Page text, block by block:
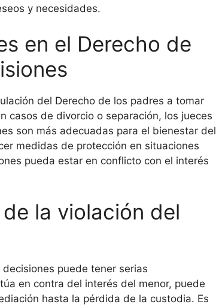
y necesidades.
en el Derecho de
del Derecho de los padres a tomar
casos de divorcio o separación, los jueces
son más adecuadas para el bienestar del
medidas de protección en situaciones
pueda estar en conflicto con el interés
la violación del
puede tener serias
en contra del interés del menor, puede
hasta la pérdida de la custodia. Es